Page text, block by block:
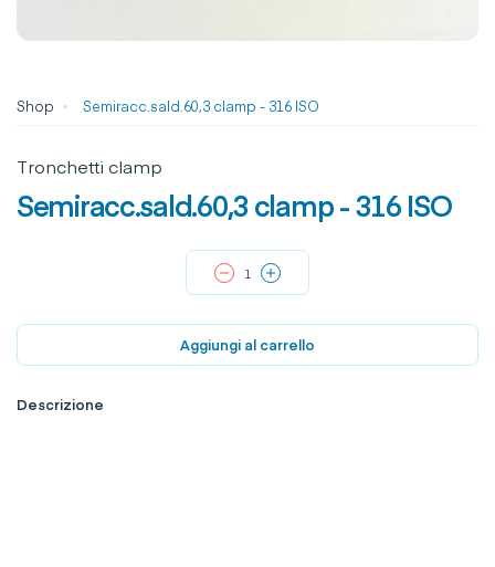
Shop Semiracc.sald.60,3 clamp - 316 ISO
Tronchetti clamp
Semiracc.sald.60,3 clamp - 316 ISO
Aggiungi al carrello
Descrizione